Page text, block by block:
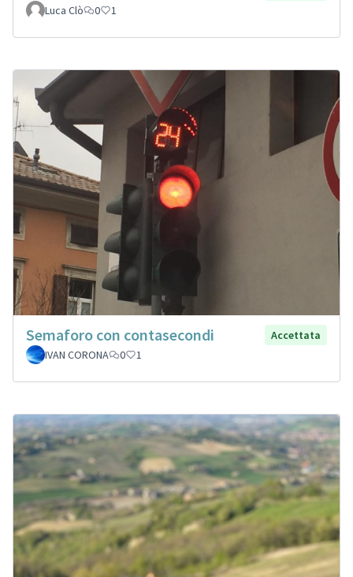
Luca Clò 0 1
Semaforo con contasecondi
Accettata
IVAN CORONA
0 1